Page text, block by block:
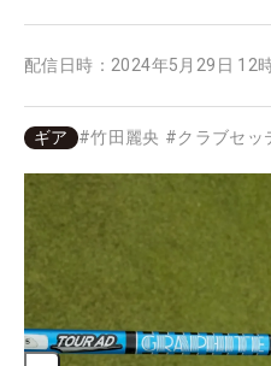
配信日時： 2024年5月29日 12
ギア #竹田麗央 #クラブセッ